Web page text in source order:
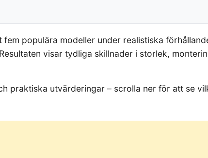
populära modeller under realistiska
visar tydliga skillnader i storlek,
praktiska utvärderingar – scrolla ner för att se